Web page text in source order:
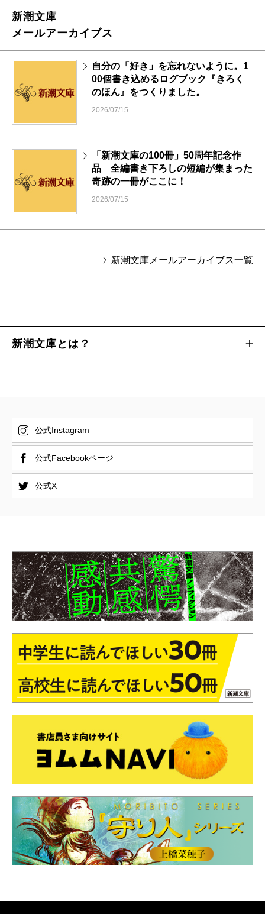
新潮文庫
メールアーカイブス
自分の「好き」を忘れないように。1
00個書き込めるログブック『きろく
のほん』をつくりました。
2026/07/15
「新潮文庫の100冊」50周年記念作
品 全編書き下ろしの短編が集まった
奇跡の一冊がここに！
2026/07/15
新潮文庫メールアーカイブス一覧
新潮文庫とは？
公式Instagram
公式Facebookページ
公式X